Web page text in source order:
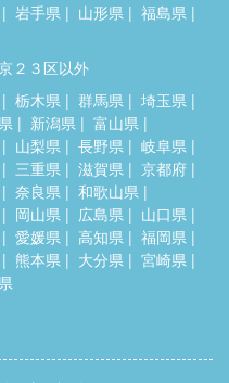
岩手県 山形県
福島県
２３区以外
栃木県 群馬県
埼玉県
新潟県
富山県
山梨県 長野県
岐阜県
三重県 滋賀県
京都府
奈良県
和歌山県
岡山県 広島県
山口県
愛媛県 高知県
福岡県
熊本県 大分県
宮崎県